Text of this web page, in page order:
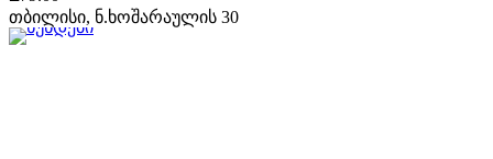
თბილისი, ნ.ხოშარაულის 30